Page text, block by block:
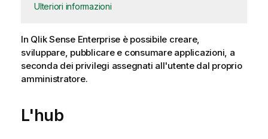
Ulteriori informazioni
In Qlik Sense Enterprise è possibile creare,
sviluppare, pubblicare e consumare applicazioni, a
seconda dei privilegi assegnati all'utente dal proprio
amministratore.
L'hub